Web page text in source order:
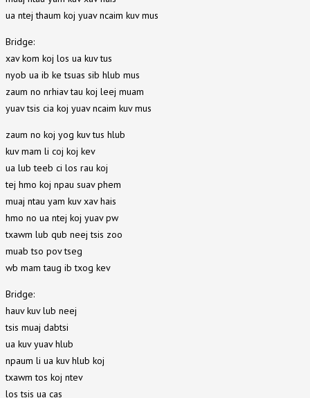
ua ntej thaum koj yuav ncaim kuv mus
Bridge:
xav kom koj los ua kuv tus
nyob ua ib ke tsuas sib hlub mus
zaum no nrhiav tau koj leej muam
yuav tsis cia koj yuav ncaim kuv mus
zaum no koj yog kuv tus hlub
kuv mam li coj koj kev
ua lub teeb ci los rau koj
tej hmo koj npau suav phem
muaj ntau yam kuv xav hais
hmo no ua ntej koj yuav pw
txawm lub qub neej tsis zoo
muab tso pov tseg
wb mam taug ib txog kev
Bridge:
hauv kuv lub neej
tsis muaj dabtsi
ua kuv yuav hlub
npaum li ua kuv hlub koj
txawm tos koj ntev
los tsis ua cas